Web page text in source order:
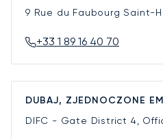
9 Rue du Faubourg Saint-
+33 1 89 16 40 70
DUBAJ, ZJEDNOCZONE
DIFC - Gate District 4,